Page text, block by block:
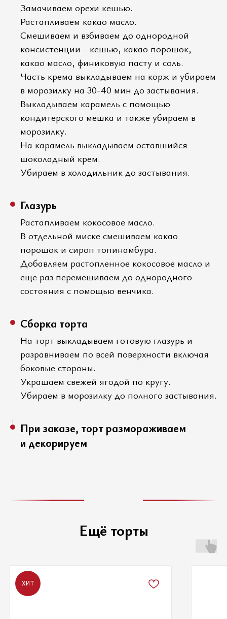
Замачиваем орехи кешью.
Растапливаем какао масло.
Смешиваем и взбиваем до однородной
консистенции - кешью, какао порошок,
какао масло, финиковую пасту и соль.
Часть крема выкладываем на корж и убираем
в морозилку на 30-40 мин до застывания.
Выкладываем карамель с помощью
кондитерского мешка и также убираем в
морозилку.
На карамель выкладываем оставшийся
шоколадный крем.
Убираем в холодильник до застывания.
Глазурь
Растапливаем кокосовое масло.
В отдельной миске смешиваем какао
порошок и сироп топинамбура.
Добавляем растопленное кокосовое масло и
еще раз перемешиваем до однородного
состояния с помощью венчика.
Сборка торта
На торт выкладываем готовую глазурь и
разравниваем по всей поверхности включая
боковые стороны.
Украшаем свежей ягодой по кругу.
Убираем в морозилку до полного застывания.
При заказе, торт размораживаем
и декорируем
Ещё торты
ХИТ